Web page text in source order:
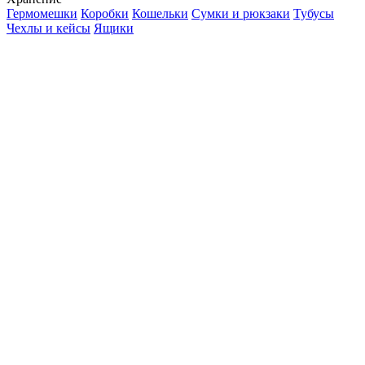
Гермомешки Коробки Кошельки Сумки и рюкзаки Тубусы
Чехлы и кейсы Ящики